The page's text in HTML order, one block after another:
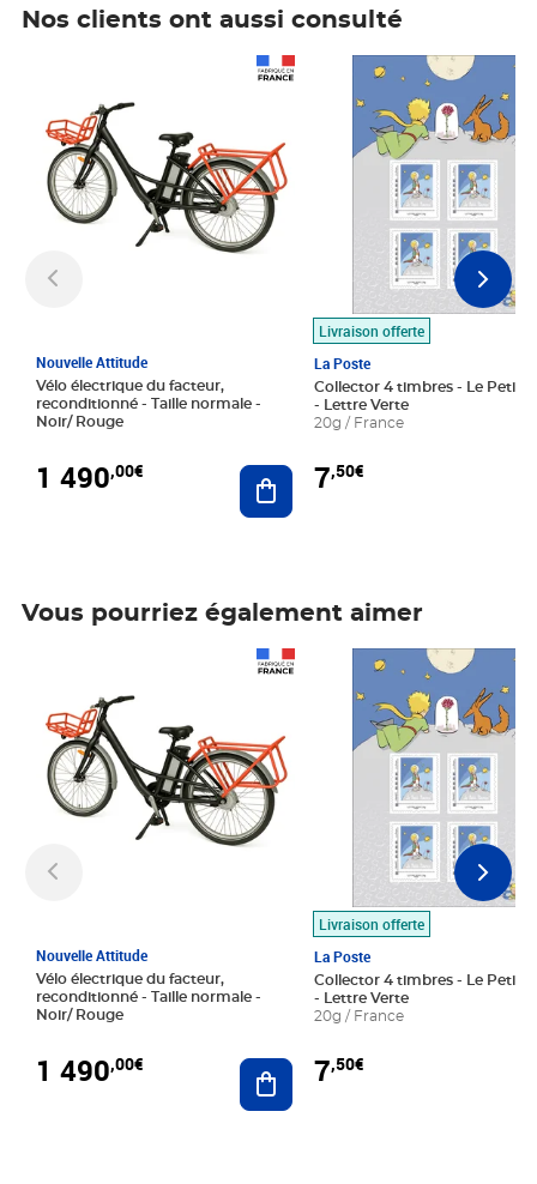
Nos clients ont aussi consulté
Nouvelle Attitude
Vélo électrique du facteur,
reconditionné - Taille normale -
Noir/ Rouge
1 490,00€ Ajouter au panier
Livraison offerte
La Poste
Collector 4 timbres - Le Petit
- Lettre Verte
20g / France
7,50€
Prix 7,50€
Vous pourriez également aimer
Nouvelle Attitude
Vélo électrique du facteur,
reconditionné - Taille normale -
Noir/ Rouge
1 490,00€ Ajouter au panier
Livraison offerte
La Poste
Collector 4 timbres - Le Petit
- Lettre Verte
20g / France
7,50€
Prix 7,50€